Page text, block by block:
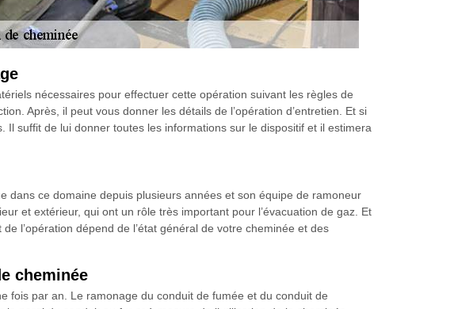
nécessaires pour effectuer cette opération suivant les règles de
Après, il peut vous donner les détails de l’opération d’entretien. Et si
suffit de lui donner toutes les informations sur le dispositif et il estimera
dans ce domaine depuis plusieurs années et son équipe de ramoneur
et extérieur, qui ont un rôle très important pour l’évacuation de gaz. Et
l’opération dépend de l’état général de votre cheminée et des
cheminée
fois par an. Le ramonage du conduit de fumée et du conduit de